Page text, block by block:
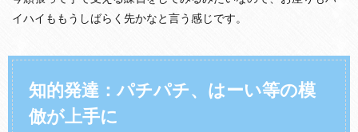
き
る
に
4
神
イハイももうしばらく先かなと言う感じです。
知的発達：パチパチ、はーい等の模
倣が上手に